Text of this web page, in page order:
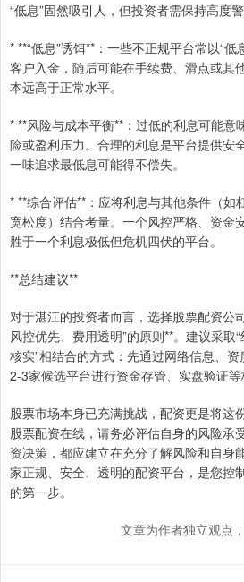
“低息”固然吸引人，但投资者需保持高度警
* **“低息”诱饵**：一些不正规平台常以“低
客户入金，随后可能在手续费、滑点或其
本远高于正常水平。
* **风险与成本平衡**：过低的利息可能意
险或盈利压力。合理的利息是平台提供安
一味追求最低息可能得不偿失。
* **综合评估**：应将利息与其他条件（如
宽松度）结合考量。一个风控严格、资金
胜于一个利息极低但危机四伏的平台。
**总结建议**
对于湛江的投资者而言，选择股票配资公
风控优先、费用透明”的原则**。建议采取
核实”相结合的方式：先通过网络信息、
2-3家候选平台进行资金存管、实盘验证等
股票市场本身已充满挑战，配资更是将这
股票配资在线，请务必评估自身的风险承
资决策，都应建立在充分了解风险和自身
家正规、安全、透明的配资平台，是您控
的第一步。
文章为作者独立观点